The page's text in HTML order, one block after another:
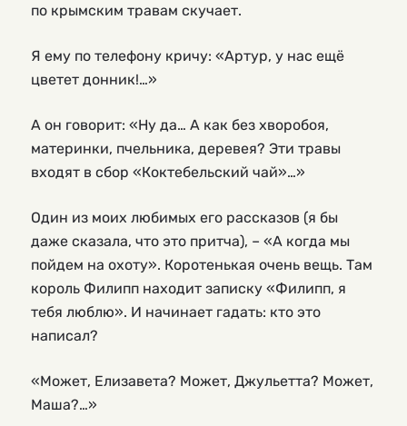
по крымским травам скучает.
Я ему по телефону кричу: «Артур, у нас ещё
цветет донник!…»
А он говорит: «Ну да… А как без хворобоя,
материнки, пчельника, деревея? Эти травы
входят в сбор «Коктебельский чай»…»
Один из моих любимых его рассказов (я бы
даже сказала, что это притча), – «А когда мы
пойдем на охоту». Коротенькая очень вещь. Там
король Филипп находит записку «Филипп, я
тебя люблю». И начинает гадать: кто это
написал?
«Может, Елизавета? Может, Джульетта? Может,
Маша?…»